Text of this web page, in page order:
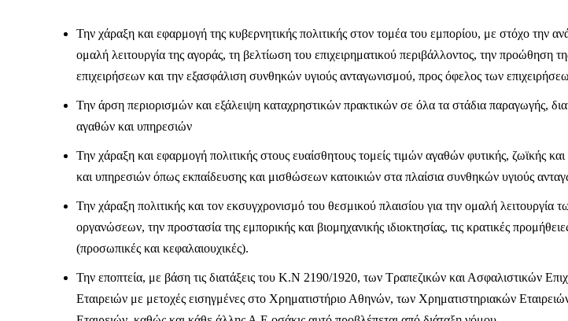
Δεν μπορούν όλοι να πληρώσουν. Και το σεβόμαστε.
παραμένει προσβάσιμη για όλους.
Η στήριξή σου ενισχύει άμεσα την ποιότητα και την
Επίλεξε σήμερα να γίνεις συνδρομητής ή δωρητής.
Σας ευχαριστούμε
Την χάραξη και εφαρμογή της κυβερνητικής πολιτικής στον τομέα του εμπορίου, με στόχο την
ομαλή λειτουργία της αγοράς, τη βελτίωση του επιχειρηματικού περιβάλλοντος, την προώθηση
επιχειρήσεων και την εξασφάλιση συνθηκών υγιούς ανταγωνισμού, προς όφελος των
Την άρση περιορισμών και εξάλειψη καταχρηστικών πρακτικών σε όλα τα στάδια παραγωγής,
αγαθών και υπηρεσιών
Την χάραξη και εφαρμογή πολιτικής στους ευαίσθητους τομείς τιμών αγαθών φυτικής, ζωϊκής
και υπηρεσιών όπως εκπαίδευσης και μισθώσεων κατοικιών στα πλαίσια συνθηκών υγιούς
Την χάραξη πολιτικής και τον εκσυγχρονισμό του θεσμικού πλαισίου για την ομαλή λειτουργία
οργανώσεων, την προστασία της εμπορικής και βιομηχανικής ιδιοκτησίας, τις κρατικές προμήθειες
(προσωπικές και κεφαλαιουχικές).
Την εποπτεία, με βάση τις διατάξεις του Κ.Ν 2190/1920, των Τραπεζικών και Ασφαλιστικών
Εταιρειών με μετοχές εισηγμένες στο Χρηματιστήριο Αθηνών, των Χρηματιστηριακών